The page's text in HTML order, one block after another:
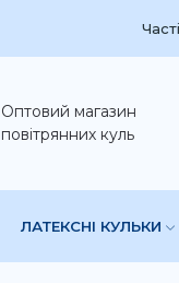
Оптовий магазин
повітрянних куль
ЛАТЕКСНІ КУЛЬКИ